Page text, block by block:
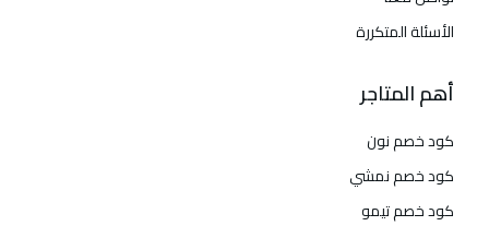
الأسئلة المتكررة
أهم المتاجر
كود خصم نون
كود خصم نمشي
كود خصم تيمو